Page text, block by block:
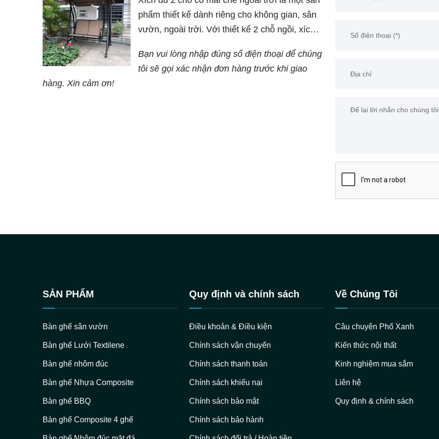
phẩm thiết kế dành riêng cho không gian, sân
vườn, ngoài trời. Với thiết kế 2 chỗ ngồi, xích
đình nhỏ muốn thư giãn và tận hưởng không
gian tự nhiên.
Bạn vui lòng nhập đúng số điện thoại để chúng
tôi sẽ gọi xác nhận đơn hàng trước khi giao
hàng. Xin cảm ơn!
SẢN PHẨM
Bàn ghế sân vườn
Bàn ghế Lưới Textilene
Bàn ghế nhôm đúc
Bàn ghế Nhựa Composite
Bàn ghế BBQ
Bàn ghế Composite 4 ghế
Quy định và chính sách
Điều khoản & Điều kiện
Chính sách vận chuyển
Chính sách thanh toán
Chính sách khiếu nại
Chính sách bảo mật
Chính sách bảo hành
Về Chúng Tôi
Câu chuyện Phố Xanh
Kiến thức nội thất
Kinh nghiệm mua sắm
Liên hệ
Quy định & chính sách